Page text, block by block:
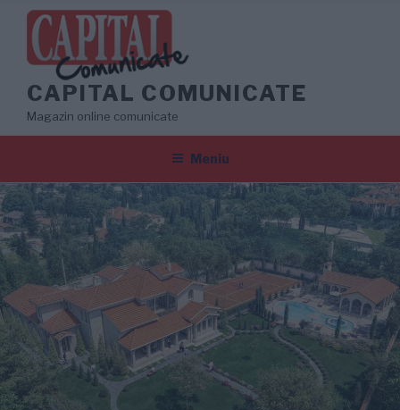
conținut
CAPITAL COMUNICATE
Magazin online comunicate
Meniu